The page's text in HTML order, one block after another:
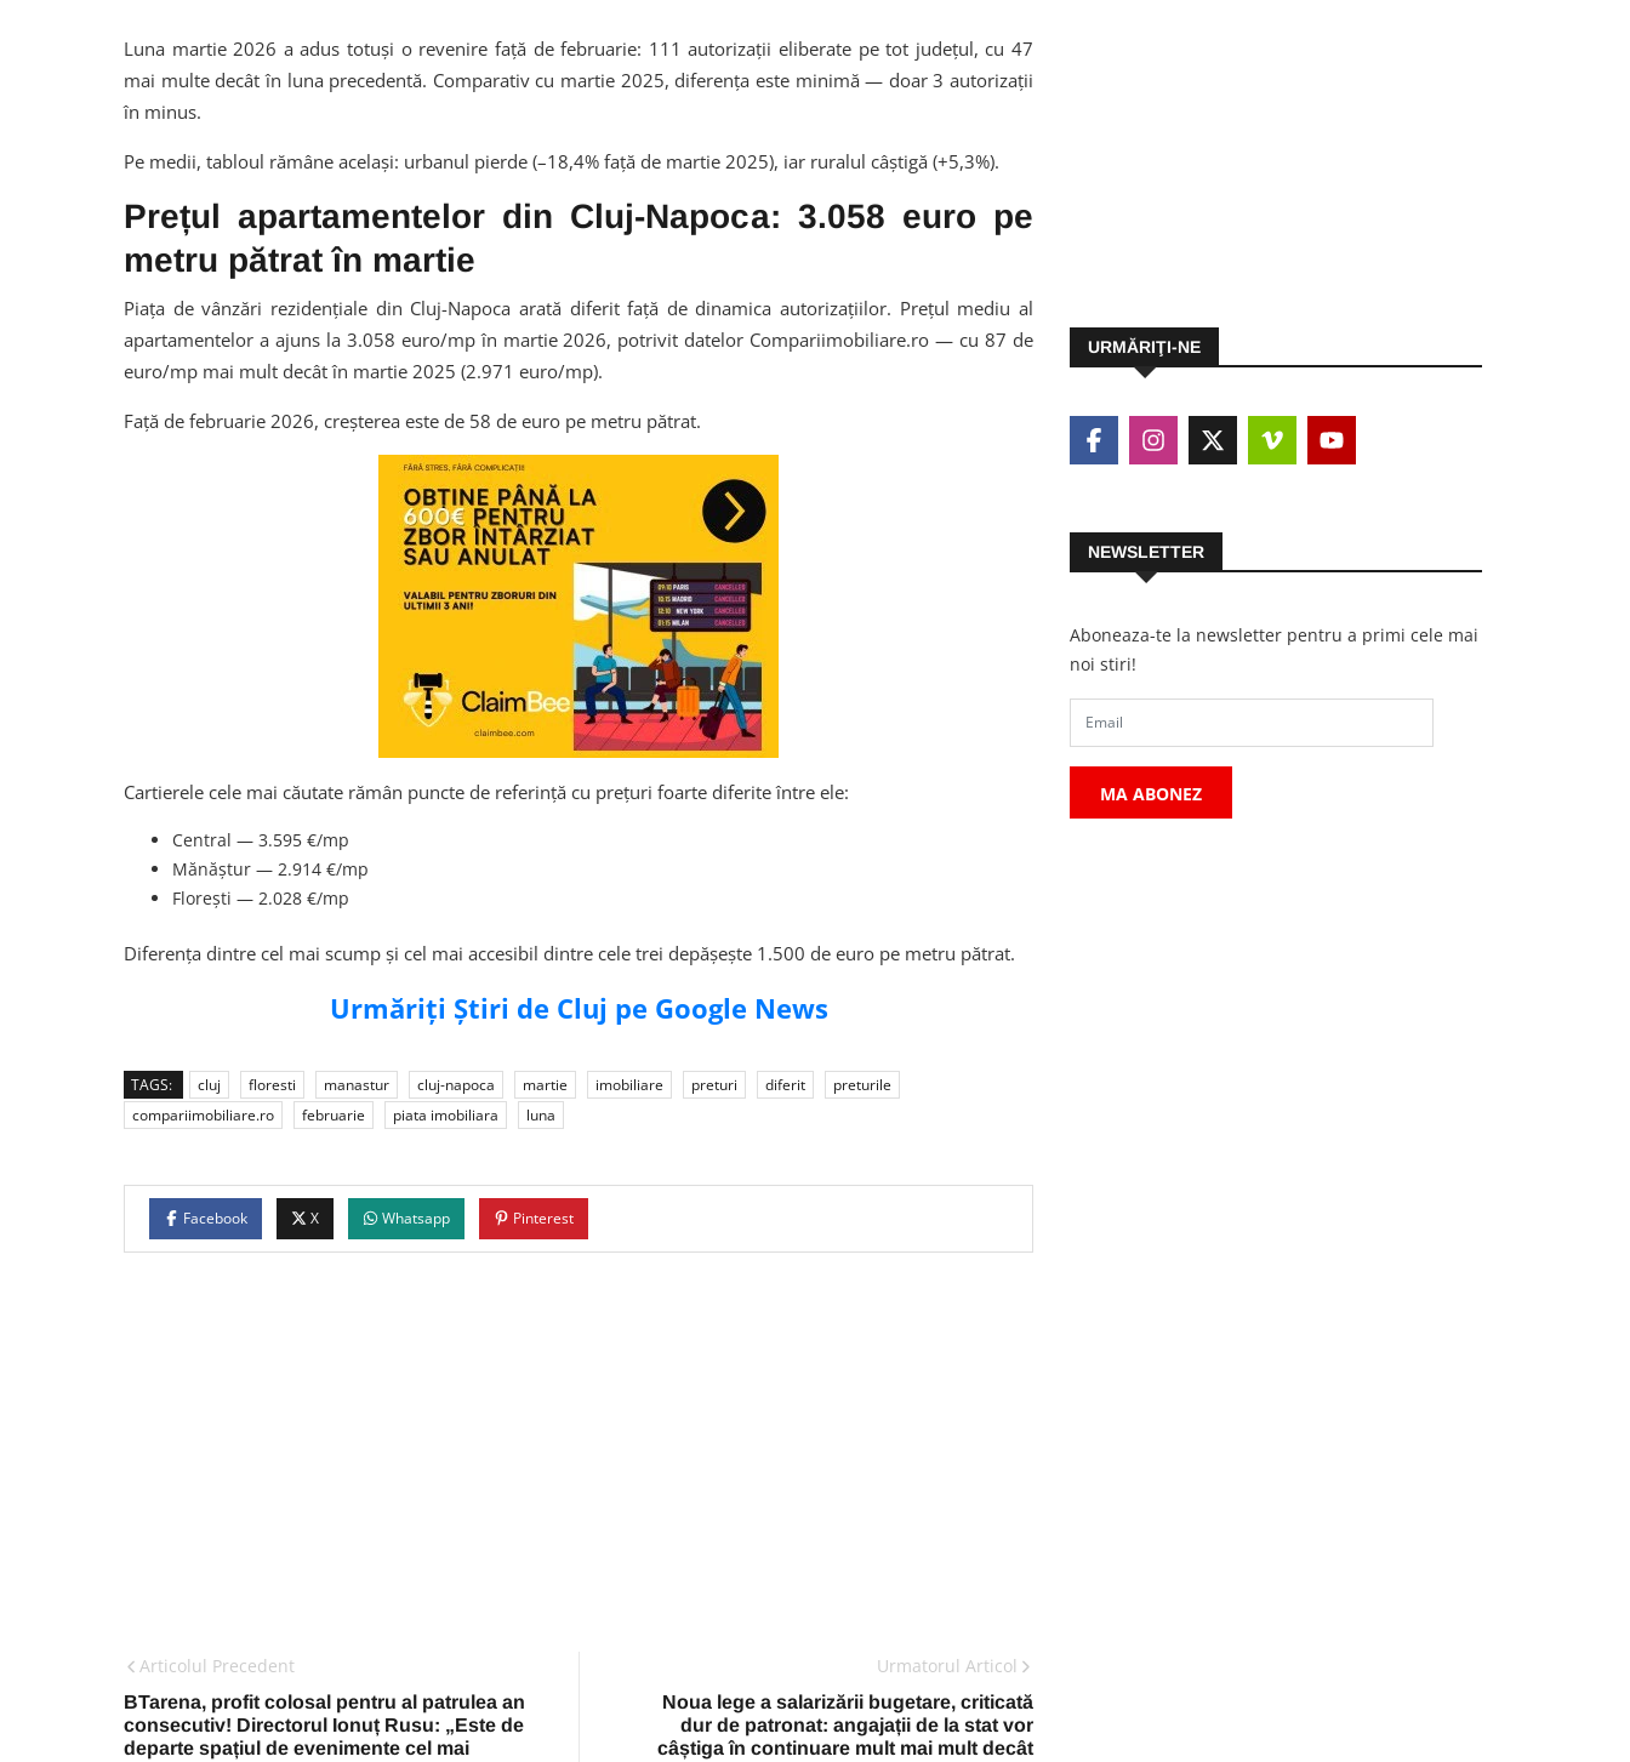
Luna martie 2026 a adus totuși o revenire față de februarie: 111 autorizații eliberate pe tot județul, cu 47
mai multe decât în luna precedentă. Comparativ cu martie 2025, diferența este minimă — doar 3 autorizații
în minus.
Pe medii, tabloul rămâne același: urbanul pierde (–18,4% față de martie 2025), iar ruralul câștigă (+5,3%).
Prețul apartamentelor din Cluj-Napoca: 3.058 euro pe
metru pătrat în martie
Piața de vânzări rezidențiale din Cluj-Napoca arată diferit față de dinamica autorizațiilor. Prețul mediu al
apartamentelor a ajuns la 3.058 euro/mp în martie 2026, potrivit datelor Compariimobiliare.ro — cu 87 de
euro/mp mai mult decât în martie 2025 (2.971 euro/mp).
Față de februarie 2026, creșterea este de 58 de euro pe metru pătrat.
Cartierele cele mai căutate rămân puncte de referință cu prețuri foarte diferite între ele:
Central — 3.595 €/mp
Mănăștur — 2.914 €/mp
Florești — 2.028 €/mp
Diferența dintre cel mai scump și cel mai accesibil dintre cele trei depășește 1.500 de euro pe metru pătrat.
Urmăriți Știri de Cluj pe Google News
TAGS: cluj floresti manastur cluj-napoca martie imobiliare preturi diferit
preturile
compariimobiliare.ro
februarie piata imobiliara luna
Facebook X Whatsapp Pinterest
Articolul Precedent
BTarena, profit colosal pentru al patrulea an
consecutiv! Directorul Ionuț Rusu: „Este de
departe spațiul de evenimente cel mai
Urmatorul Articol
Noua lege a salarizării bugetare, criticată
dur de patronat: angajații de la stat vor
câștiga în continuare mult mai mult decât
URMĂRIŢI-NE
NEWSLETTER
Aboneaza-te la newsletter pentru a primi cele mai
noi stiri!
MA ABONEZ